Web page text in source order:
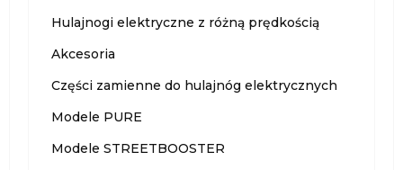
Hulajnogi elektryczne z różną prędkością
Akcesoria
Części zamienne do hulajnóg elektrycznych
Modele PURE
Modele STREETBOOSTER